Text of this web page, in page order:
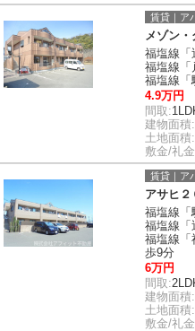
賃貸｜ア
メゾン
福塩線「
福塩線「
福塩線「
4.9万円
間取:
建物面積:
土地面積:
敷金/礼
賃貸｜ア
アサヒ２
福塩線「
福塩線「
福塩線「
歩9分
6万円
間取:
建物面積:
土地面積:
敷金/礼